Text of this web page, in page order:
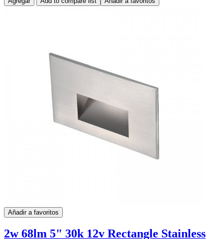
Añadir a favoritos
2w 68lm 5" 30k 12v Rectangle Stainless